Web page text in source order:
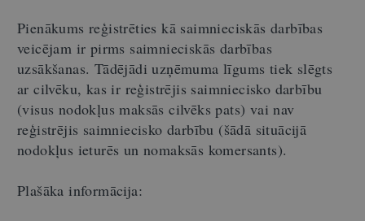
Pienākums reģistrēties kā saimnieciskās darbības
veicējam ir pirms saimnieciskās darbības
uzsākšanas. Tādējādi uzņēmuma līgums tiek slēgts
ar cilvēku, kas ir reģistrējis saimniecisko darbību
(visus nodokļus maksās cilvēks pats) vai nav
reģistrējis saimniecisko darbību (šādā situācijā
nodokļus ieturēs un nomaksās komersants).
Plašāka informācija: